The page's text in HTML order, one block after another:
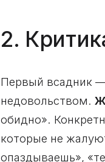
2.
Первый всадник
недовольством.
обидно».
которые не
опаздываешь»,